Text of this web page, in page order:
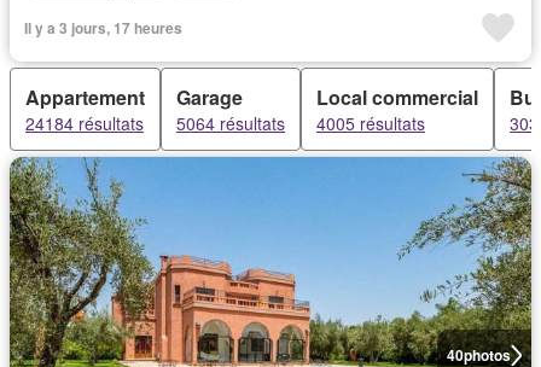
Il y a 3 jours, 17 heures
Appartement
24184 résultats
Garage
5064 résultats
Local commercial
4005 résultats
40photos